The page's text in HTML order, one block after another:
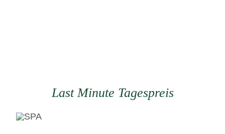
Last Minute Tagespreis